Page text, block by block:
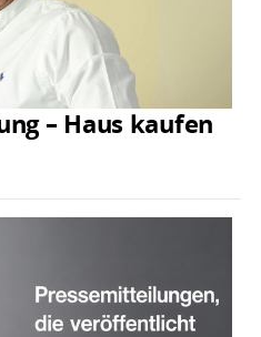
– Haus kaufen